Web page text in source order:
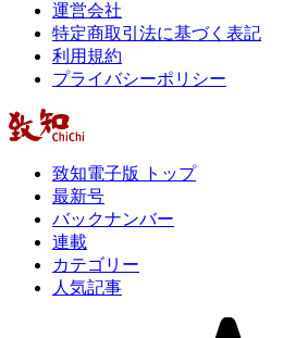
運営会社
特定商取引法に基づく表記
利用規約
プライバシーポリシー
致知電子版 トップ
最新号
バックナンバー
連載
カテゴリー
人気記事